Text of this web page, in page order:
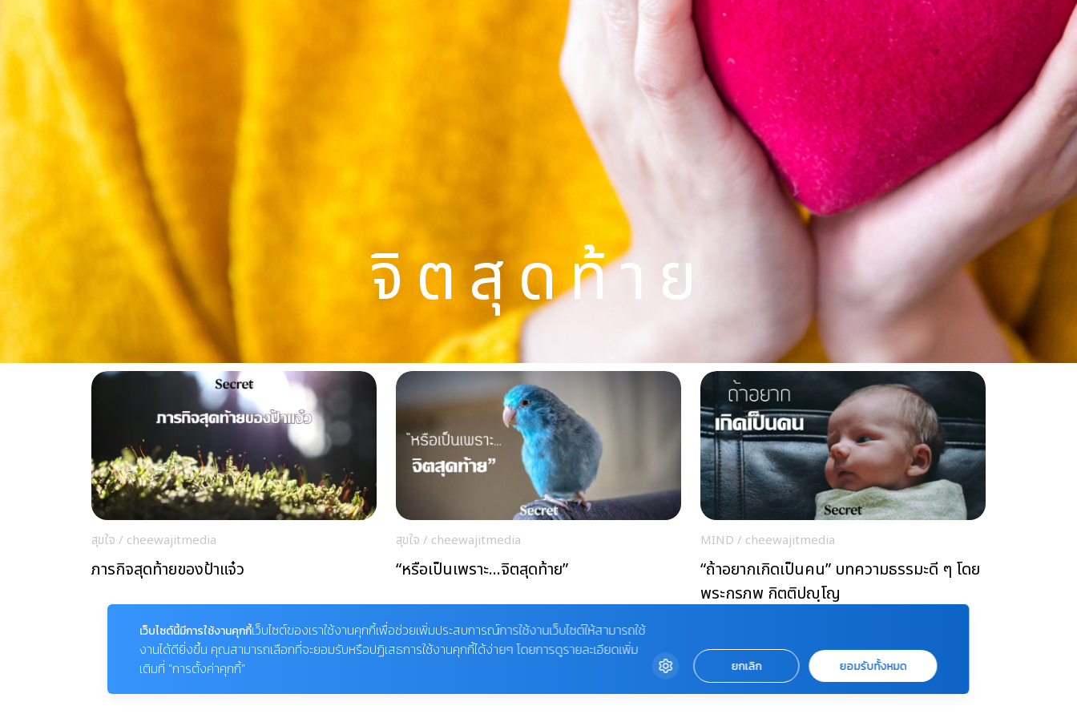
จิตสุดท้าย
สุขใจ / cheewajitmedia
ภารกิจสุดท้ายของป้าแจ๋ว
สุขใจ / cheewajitmedia
“หรือเป็นเพราะ…จิตสุดท้าย”
MIND / cheewajitmedia
“ถ้าอยากเกิดเป็นคน” บทความธรรมะดี ๆ โดย
พระกรภพ กิตติปญฺโญ
เว็บไซต์นี้มีการใช้งานคุกกี้เว็บไซต์ของเราใช้งานคุกกี้เพื่อช่วยเพิ่มประสบการณ์การใช้งานเว็บไซต์ให้สามารถใช้
งานได้ดียิ่งขึ้น คุณสามารถเลือกที่จะยอมรับหรือปฏิเสธการใช้งานคุกกี้ได้ง่ายๆ โดยการดูรายละเอียดเพิ่ม
เติมที่ “การตั้งค่าคุกกี้”
ยกเลิก ยอมรับทั้งหมด